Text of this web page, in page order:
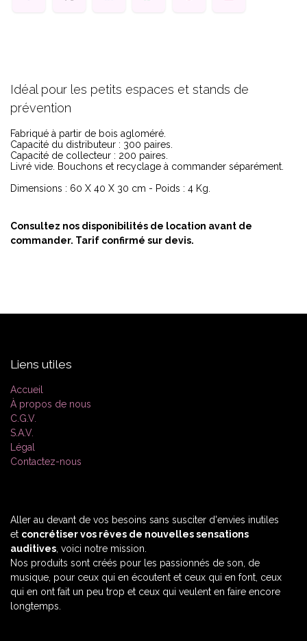
Idéal pour les petits espaces et stands de
prévention
Fabriqué à partir de bois agloméré.
Capacité du distributeur : 300 paires.
Capacité de collecteur : 200 paires.
Livré vide. Bouchons et recyclage à commander séparément.
Dimensions : 60 X 40 X 30 cm - Poids : 4 Kg.
Consultez nos disponibilités de location avant de
commander. Tarif confirmé sur devis.
Liens utiles
Accueil
À propos de nous
C.G.V.
S.A.V.
Légal
Contactez-nous
Aller au devant de vos besoins sans susciter d'envies inutiles
et concrétiser vos rêves de nouvelles sensations
auditives, voici notre mission.
Nos produits sont créés pour les passionnés de son, de
musique, pour ceux qui en écoutent et ceux qui en font, ceux
qui en ont fait un peu trop et ceux qui veulent en faire encore
longtemps.